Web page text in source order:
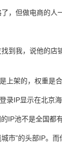
了，但做电商的
到我，说他的
架的，权重是
录IP显示在北京海
IP池不是全国都
市”的头部IP。而